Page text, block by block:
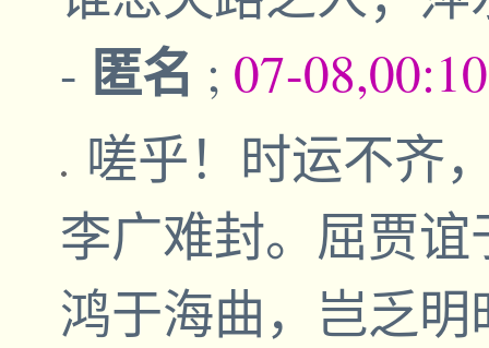
- 匿名 ; 07-
嗟乎！时运不齐
李广难封。屈贾
鸿于海曲，岂乏